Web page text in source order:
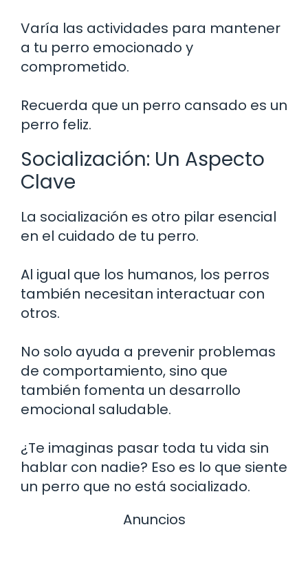
Varía las actividades para mantener
a tu perro emocionado y
comprometido.
Recuerda que un perro cansado es un
perro feliz.
Socialización: Un Aspecto
Clave
La socialización es otro pilar esencial
en el cuidado de tu perro.
Al igual que los humanos, los perros
también necesitan interactuar con
otros.
No solo ayuda a prevenir problemas
de comportamiento, sino que
también fomenta un desarrollo
emocional saludable.
¿Te imaginas pasar toda tu vida sin
hablar con nadie? Eso es lo que siente
un perro que no está socializado.
Anuncios